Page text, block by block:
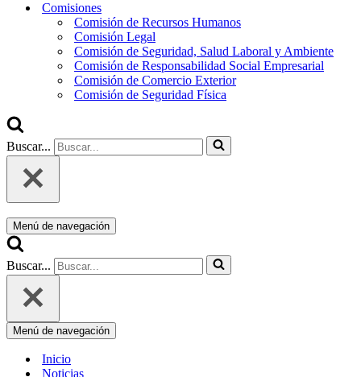
Comisiones
Comisión de Recursos Humanos
Comisión Legal
Comisión de Seguridad, Salud Laboral y Ambiente
Comisión de Responsabilidad Social Empresarial
Comisión de Comercio Exterior
Comisión de Seguridad Física
Buscar...
Menú de navegación
Buscar...
Menú de navegación
Inicio
Noticias